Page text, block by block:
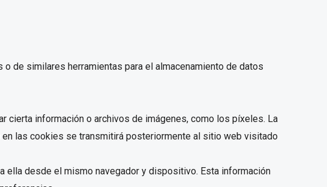
de similares herramientas para el almacenamiento de datos
cierta información o archivos de imágenes, como los píxeles. La
las cookies se transmitirá posteriormente al sitio web visitado
ella desde el mismo navegador y dispositivo. Esta información